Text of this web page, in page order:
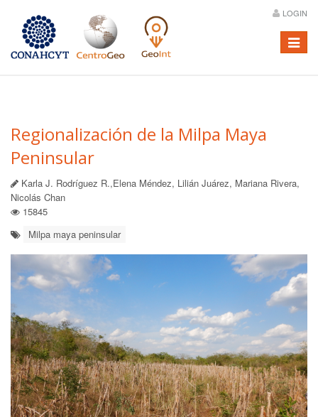
LOGIN
Menú
Regionalización de la Milpa Maya
Peninsular
Karla J. Rodríguez R.,Elena Méndez, Lilián Juárez, Mariana Rivera,
Nicolás Chan
15845
Milpa maya peninsular